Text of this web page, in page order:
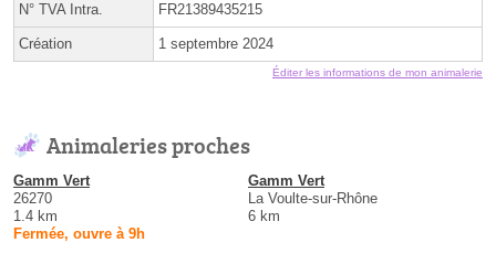
N° TVA Intra. FR21389435215
Création 1 septembre 2024
Éditer les informations de mon animalerie
Animaleries proches
Gamm Vert
26270
1.4 km
Fermée, ouvre à 9h
Gamm Vert
La Voulte-sur-Rhône
6 km